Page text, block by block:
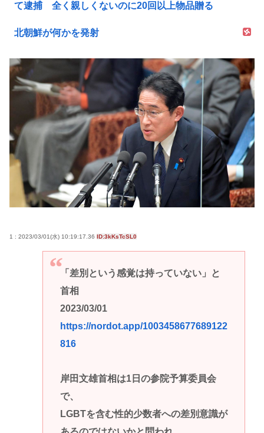
て逮捕 全く親しくないのに20回以上物品贈る
北朝鮮が何かを発射
1 : 2023/03/01(水) 10:19:17.36 ID:3kKsTcSL0
「差別という感覚は持っていない」と
首相
2023/03/01
https://nordot.app/1003458677689122
816
岸田文雄首相は1日の参院予算委員会
で、
LGBTを含む性的少数者への差別意識が